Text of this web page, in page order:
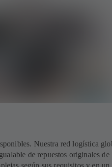
Nuestra red logística
de repuestos originales
según sus requisitos y en un